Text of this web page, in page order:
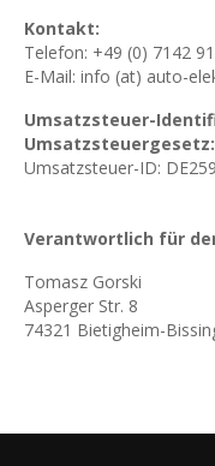
Kontakt:
Telefon: +49 (0) 7142
E-Mail: info (at) auto-
Umsatzsteuer-
Umsatzsteuergesetz:
Umsatzsteuer-ID:
Verantwortlich für
Tomasz Gorski
Asperger Str. 8
74321 Bietigheim-